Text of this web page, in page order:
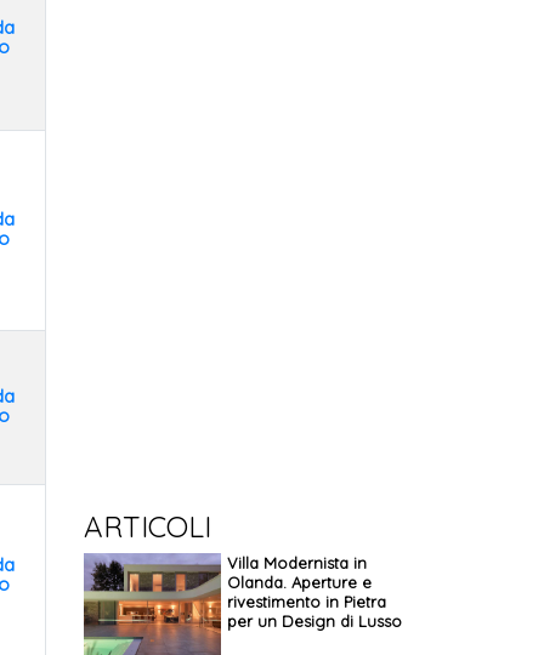
ARTICOLI
Villa Modernista in
Olanda. Aperture e
rivestimento in Pietra
per un Design di Lusso